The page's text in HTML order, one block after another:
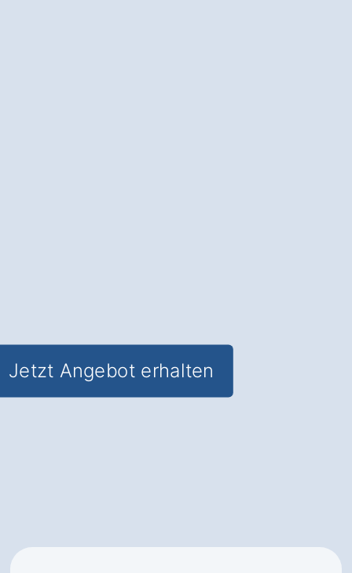
Jetzt Angebot erhalten